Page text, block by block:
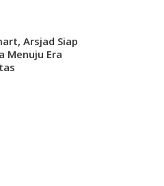
Arsjad Siap
Menuju Era